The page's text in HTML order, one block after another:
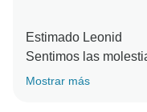
Estimado Leonid
Sentimos las
información está
Mostrar más